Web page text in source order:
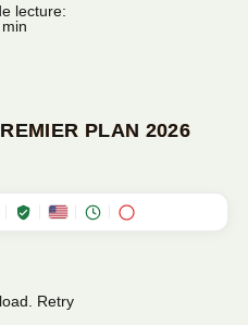
lecture:
PLAN 2026
Retry